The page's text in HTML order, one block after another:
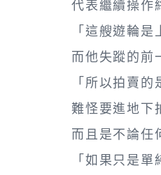
代表繼續操作
「這艘遊輪
而他失蹤的前
「所以拍賣
難怪要進地下
而且是不論任
「如果只是